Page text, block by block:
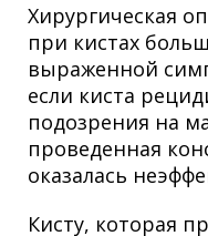
Хирургическая
при кистах
выраженной
если киста
подозрения на
проведенная
оказалась
Кисту, которая